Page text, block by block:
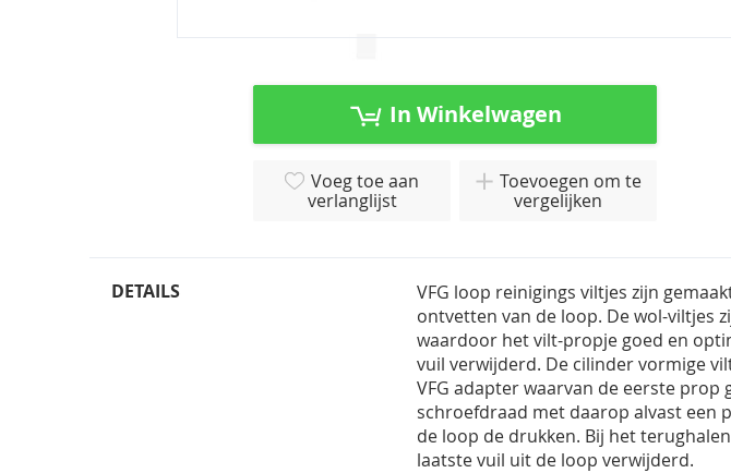
In Winkelwagen
Voeg toe aan
verlanglijst
Toevoegen om te
vergelijken
DETAILS
VFG loop reinigings viltjes zijn
ontvetten van de loop. De wol-viltjes
waardoor het vilt-propje goed en
vuil verwijderd. De cilinder vormige
VFG adapter waarvan de eerste
schroefdraad met daarop alvast een
de loop de drukken. Bij het
laatste vuil uit de loop verwijderd.